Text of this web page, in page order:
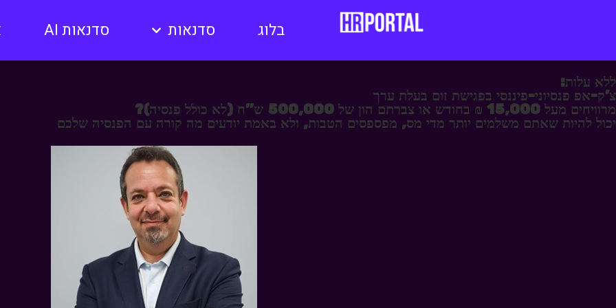
בלוג סדנאות סדנאות AI
ללא עלות:
צ'ק-אפ פנסיוני-פיננסי בפגישת זום בעלת ערך
מרוויחים מעל 15,000 ₪ בחודש או צברתם הון של 500,000 ש"ח (לא כולל פנסיה)?
יכול להיות שאתם משלמים יותר מדי מס, מפספסים הטבות, ולא באמת יודעים מה קורה עם הפנסיה שלכם